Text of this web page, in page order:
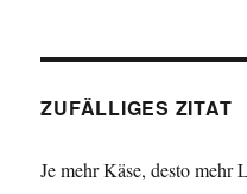
ZUFÄLLIGES ZITAT
Je mehr Käse, desto mehr